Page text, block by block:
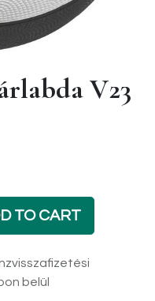
V23
TO CART
belül